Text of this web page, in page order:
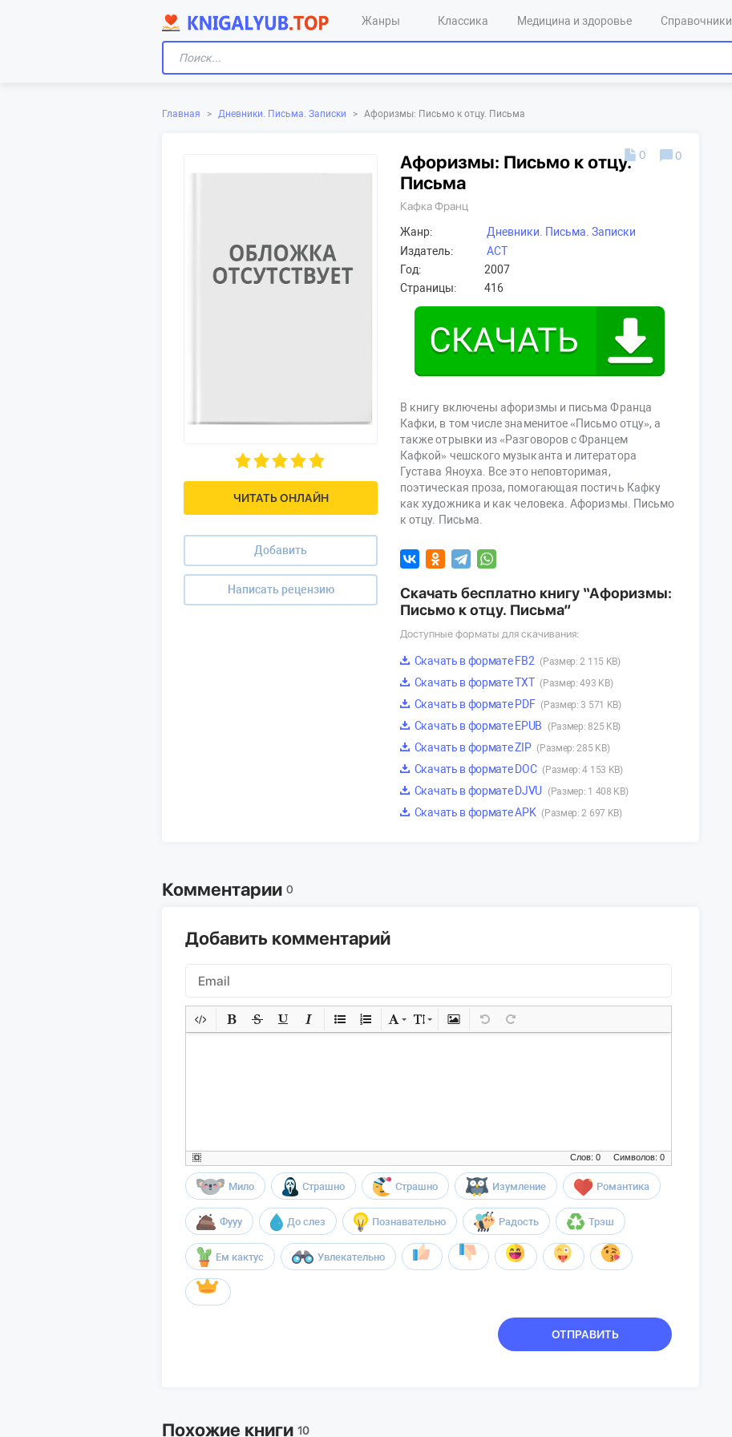
Жанры Классика Медицина и здоровье Справочники
Главная > Дневники. Письма. Записки > Афоризмы: Письмо к отцу. Письма
ЧИТАТЬ ОНЛАЙН
Добавить
Написать рецензию
Афоризмы: Письмо к отцу.
Письма
Кафка Франц
Жанр:
Дневники. Письма. Записки
Издатель:
АСТ
Год:
2007
Страницы:
416
В книгу включены афоризмы и письма Франца
Кафки, в том числе знаменитое «Письмо отцу», а
также отрывки из «Разговоров с Францем
Кафкой» чешского музыканта и литератора
Густава Яноуха. Все это неповторимая,
поэтическая проза, помогающая постичь Кафку
как художника и как человека. Афоризмы. Письмо
к отцу. Письма.
0 0
Скачать бесплатно книгу “Афоризмы:
Письмо к отцу. Письма”
Доступные форматы для скачивания:
Скачать в формате FB2 (Размер: 2 115 KB)
Скачать в формате TXT (Размер: 493 KB)
Скачать в формате PDF (Размер: 3 571 KB)
Скачать в формате EPUB (Размер: 825 KB)
Скачать в формате ZIP (Размер: 285 KB)
Скачать в формате DOC (Размер: 4 153 KB)
Скачать в формате DJVU (Размер: 1 408 KB)
Скачать в формате APK (Размер: 2 697 KB)
Комментарии 0
Добавить комментарий
Символов: 0
Слов: 0
Мило Страшно Страшно Изумление Романтика
Фууу До слез Познавательно Радость Трэш
Ем кактус Увлекательно
ОТПРАВИТЬ
Похожие книги 10